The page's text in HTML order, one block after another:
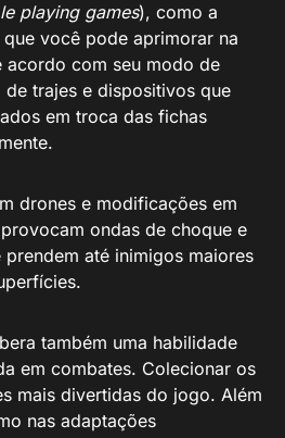
playing games), como a
você pode aprimorar na
com seu modo de
trajes e dispositivos que
em troca das fichas
drones e modificações em
ondas de choque e
até inimigos maiores
também uma habilidade
em combates. Colecionar os
mais divertidas do jogo. Além
nas adaptações